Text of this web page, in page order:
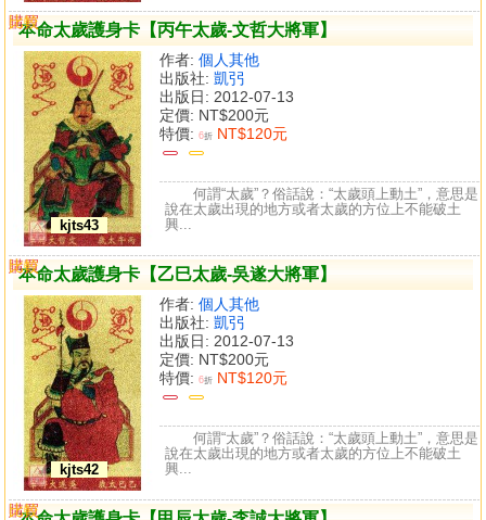
本命太歲護身卡【丙午太歲-文哲大將軍】
kjts43
作者: 個人其他
出版社: 凱弜
出版日: 2012-07-13
定價: NT$200元
特價: 6折 NT$120元
購買
比較
何謂“太歲”？俗話說：“太歲頭上動土”，意思是
說在太歲出現的地方或者太歲的方位上不能破土
興...
本命太歲護身卡【乙巳太歲-吳遂大將軍】
kjts42
作者: 個人其他
出版社: 凱弜
出版日: 2012-07-13
定價: NT$200元
特價: 6折 NT$120元
購買
比較
何謂“太歲”？俗話說：“太歲頭上動土”，意思是
說在太歲出現的地方或者太歲的方位上不能破土
興...
購買
比較